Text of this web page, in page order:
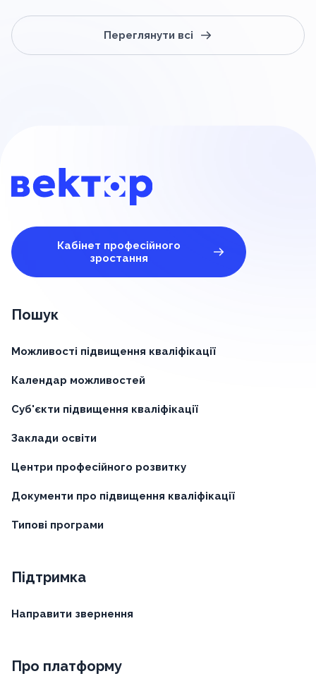
Переглянути всі
Кабінет професійного
зростання
Пошук
Можливості підвищення кваліфікації
Календар можливостей
Суб'єкти підвищення кваліфікації
Заклади освіти
Центри професійного розвитку
Документи про підвищення кваліфікації
Типові програми
Підтримка
Направити звернення
Про платформу